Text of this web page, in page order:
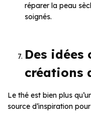
réparer la peau
soignés.
Des
créations
Le thé est bien plus
source d’inspiration